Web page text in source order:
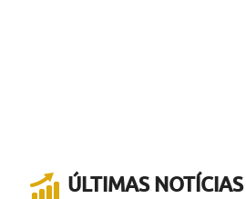
ÚLTIMAS NOTÍCIAS